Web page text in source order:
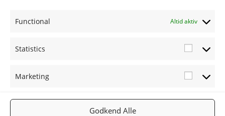
Functional Altid aktiv
Statistics
Marketing
Godkend Alle
Øvrige produkter
TWINHEA